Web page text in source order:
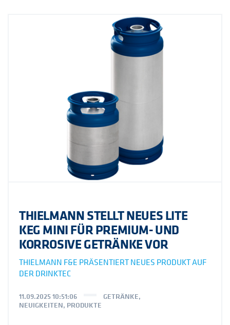
THIELMANN STELLT NEUES LITE
KEG MINI FÜR PREMIUM- UND
KORROSIVE GETRÄNKE VOR
THIELMANN F&E PRÄSENTIERT NEUES PRODUKT AUF
DER DRINKTEC
11.09.2025 10:51:06 GETRÄNKE,
NEUIGKEITEN, PRODUKTE